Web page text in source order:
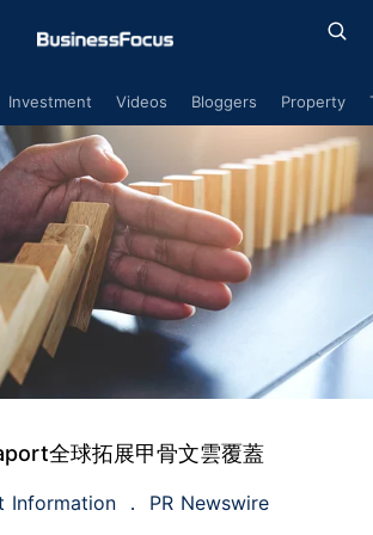
Investment Videos Bloggers Property
全球拓展甲骨文雲覆蓋
Information PR Newswire